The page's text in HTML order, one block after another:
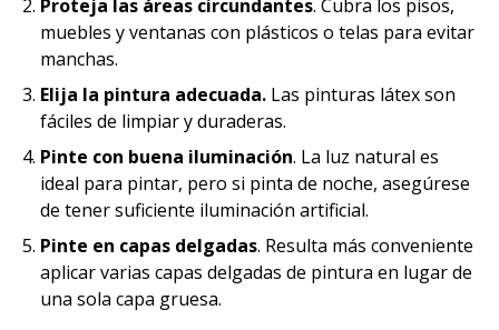
Proteja las áreas circundantes. Cubra los pisos,
muebles y ventanas con plásticos o telas para evitar
manchas.
Elija la pintura adecuada. Las pinturas látex son
fáciles de limpiar y duraderas.
Pinte con buena iluminación. La luz natural es
ideal para pintar, pero si pinta de noche, asegúrese
de tener suficiente iluminación artificial.
Pinte en capas delgadas. Resulta más conveniente
aplicar varias capas delgadas de pintura en lugar de
una sola capa gruesa.